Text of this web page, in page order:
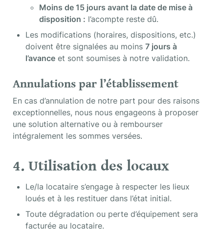
Moins de 15 jours avant la date de mise à
disposition : l’acompte reste dû.
Les modifications (horaires, dispositions, etc.)
doivent être signalées au moins 7 jours à
l’avance et sont soumises à notre validation.
Annulations par l’établissement
En cas d’annulation de notre part pour des raisons
exceptionnelles, nous nous engageons à proposer
une solution alternative ou à rembourser
intégralement les sommes versées.
4. Utilisation des locaux
Le/la locataire s’engage à respecter les lieux
loués et à les restituer dans l’état initial.
Toute dégradation ou perte d’équipement sera
facturée au locataire.